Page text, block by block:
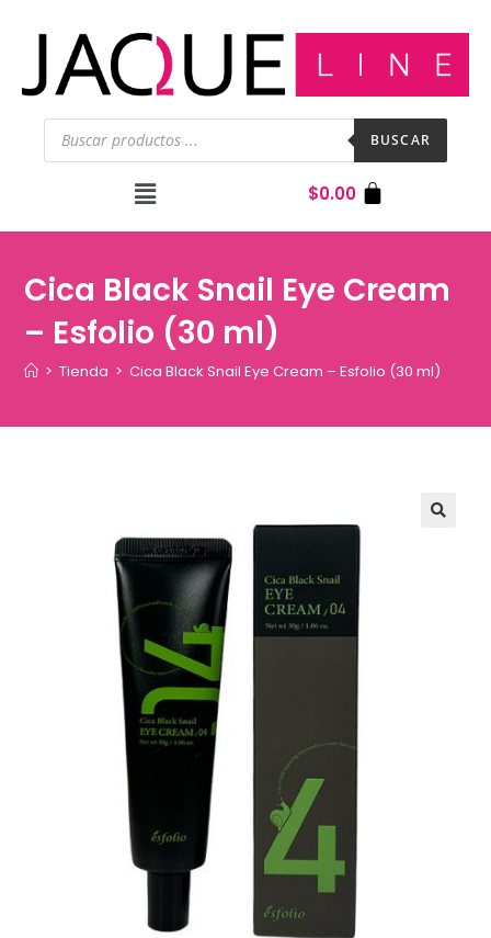
BUSCAR
$0.00
Cica Black Snail Eye Cream
– Esfolio (30 ml)
> Tienda > Cica Black Snail Eye Cream – Esfolio (30 ml)